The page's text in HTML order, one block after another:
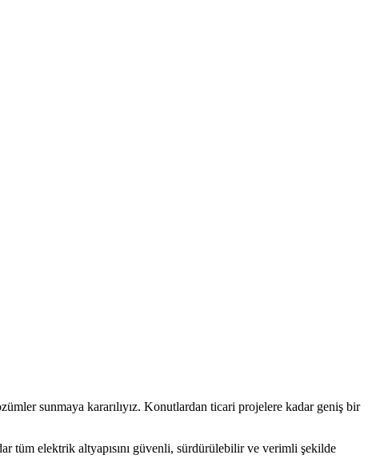
sunmaya kararılıyız. Konutlardan ticari projelere kadar geniş bir
tüm elektrik altyapısını güvenli, sürdürülebilir ve verimli şekilde